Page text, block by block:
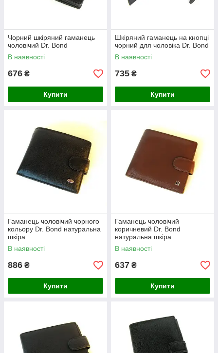
Чорний шкіряний гаманець
чоловічий Dr. Bond
В наявності
676 ₴
Купити
Шкіряний гаманець на кнопці
чорний для чоловіка Dr. Bond
В наявності
735 ₴
Купити
Гаманець чоловічий чорного
кольору Dr. Bond натуральна
шкіра
В наявності
886 ₴
Купити
Гаманець чоловічий
коричневий Dr. Bond
натуральна шкіра
В наявності
637 ₴
Купити